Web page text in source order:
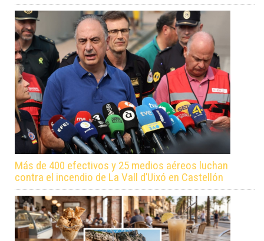
Más de 400 efectivos y 25 medios aéreos luchan
contra el incendio de La Vall d’Uixó en Castellón